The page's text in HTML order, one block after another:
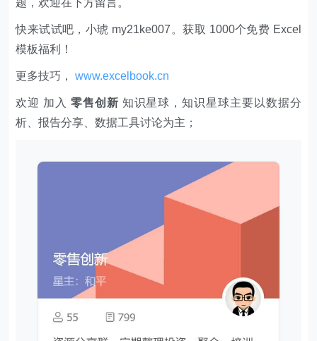
快来试试吧，小琥 my21ke007。获取 1000个免费 Excel
模板福利​​​​！
更多技巧，www.excelbook.cn
欢迎 加入 零售创新 知识星球，知识星球主要以数据分
析、报告分享、数据工具讨论为主；